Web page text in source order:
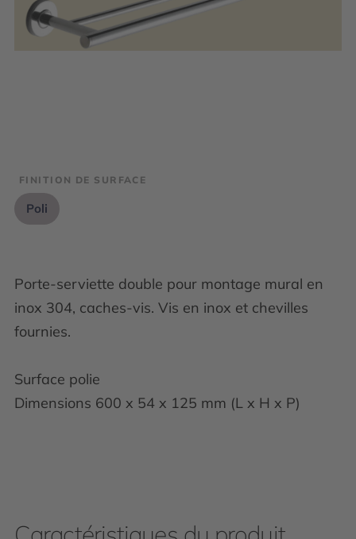
Porte-serviette double pour montage mural en
inox 304, caches-vis. Vis en inox et chevilles
fournies.
Surface polie
Dimensions 600 x 54 x 125 mm (L x H x P)
FINITION DE SURFACE
Poli